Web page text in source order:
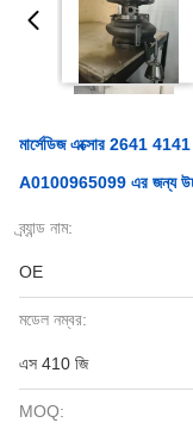
মার্সেডিজ এক্সোর 2641
A0100965099 এর জন্য উচ্চ
ব্র্যান্ড নাম:
OE
মডেল নম্বর:
এস 410 জি
MOQ: